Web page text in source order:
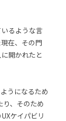
るような言
在、その門
開かれたと
うになるため
り、そのため
ケイパビリ